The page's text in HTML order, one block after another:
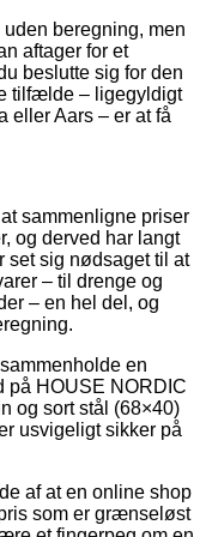
beregning, men
aftager for et
beslutte sig for den
tilfælde – ligegyldigt
eller Aars – er at få
sammenligne priser
og derved har langt
set sig nødsaget til at
– til drenge og
– en hel del, og
en
på HOUSE NORDIC
og sort stål (68×40)
usvigeligt sikker på
af at en online shop
som er grænseløst